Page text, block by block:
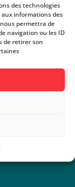
des technologies
informations des
permettra de
navigation ou les ID
de retirer son